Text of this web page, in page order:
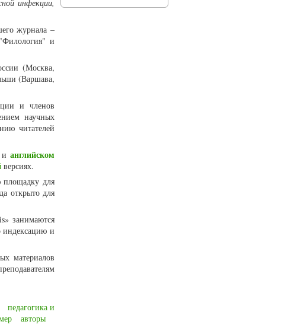
инфекции,
журнала –
и
(Москва,
(Варшава,
и членов
научных
читателей
ианглийском
версиях.
площадку для
открыто для
занимаются
индексацию и
материалов
педагогика и
авторы